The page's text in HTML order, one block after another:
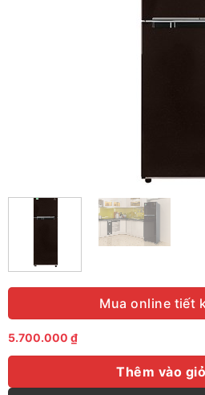
Mua online tiết
5.700.000 ₫
Thêm vào